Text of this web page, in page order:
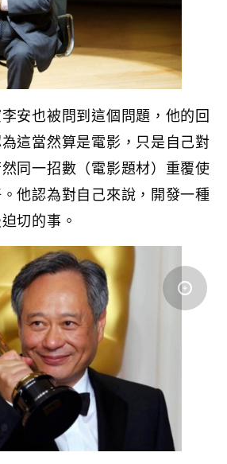
安也被問到這個問題，他的回
這當然算是電影，只是自己對
同一招數（電影題材）重覆使
他認為對自己來說，開發一種
切的事。